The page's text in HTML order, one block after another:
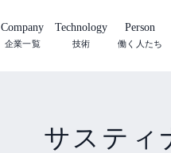
Company
企業一覧
Technology
技術
Person
働く人たち
サスティ